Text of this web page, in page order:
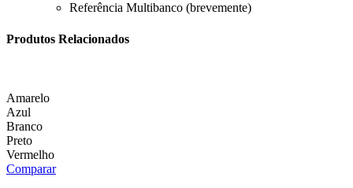
Referência Multibanco (brevemente)
Produtos Relacionados
Amarelo
Azul
Branco
Preto
Vermelho
Comparar